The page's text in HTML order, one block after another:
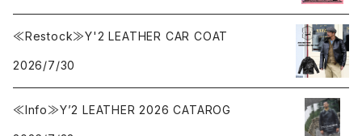
≪Restock≫Y'2 LEATHER CAR COAT
2026/7/30
≪Info≫Y’2 LEATHER 2026 CATAROG